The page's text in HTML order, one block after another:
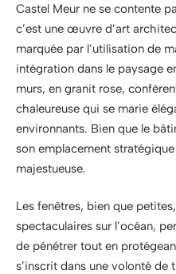
Castel Meur ne se contente
c’est une œuvre d’art
marquée par l’utilisation de
intégration dans le paysage
murs, en granit rose,
chaleureuse qui se marie
environnants. Bien que le
son emplacement
majestueuse.
Les fenêtres, bien que
spectaculaires sur l’océan,
de pénétrer tout en
s’inscrit dans une volonté